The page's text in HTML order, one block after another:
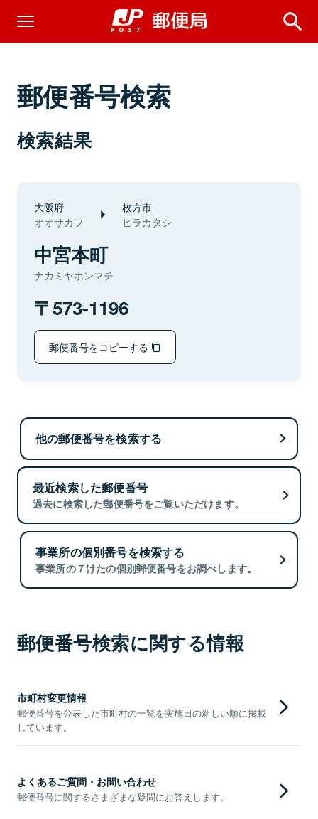
郵便番号検索
検索結果
大阪府
オオサカフ
枚方市
ヒラカタシ
中宮本町
ナカミヤホンマチ
573-1196
郵便番号をコピーする
他の郵便番号を検索する
最近検索した郵便番号
過去に検索した郵便番号をご覧いただけます。
事業所の個別番号を検索する
事業所の７けたの個別郵便番号をお調べします。
郵便番号検索に関する情報
市町村変更情報
郵便番号を公表した市町村の一覧を実施日の新しい順に掲載
しています。
よくあるご質問・お問い合わせ
郵便番号に関するさまざまな疑問にお答えします。